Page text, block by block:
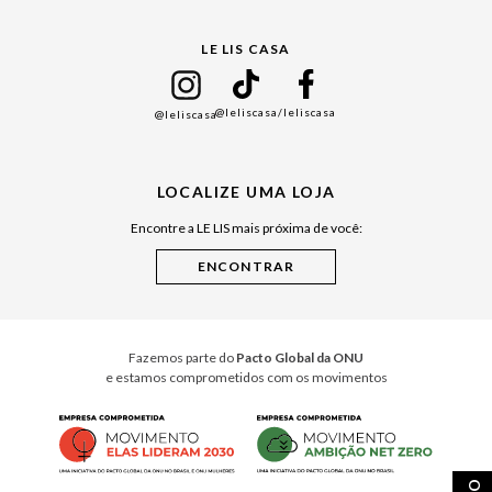
Cuidados Casa
LE LIS CASA
@leliscasa@leliscasa/leliscasa
LOCALIZE UMA LOJA
Encontre a LE LIS mais próxima de você:
Fazemos parte do Pacto Global da ONU
e estamos comprometidos com os movimentos